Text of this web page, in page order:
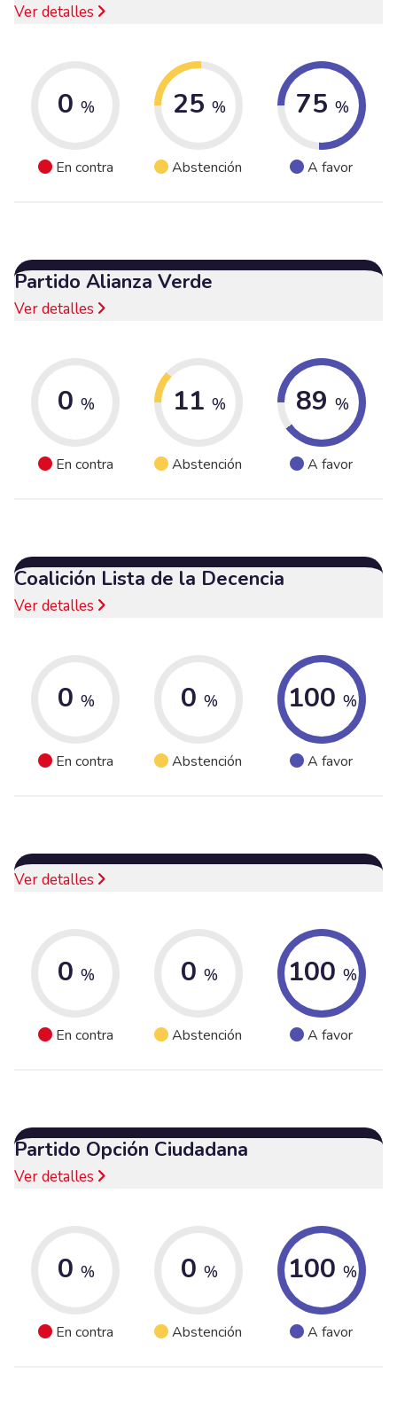
Ver detalles
0 %
En contra
25 %
Abstención
75 %
A favor
Partido Alianza Verde
Ver detalles
0 %
En contra
11 %
Abstención
89 %
A favor
Coalición Lista de la Decencia
Ver detalles
0 %
En contra
0 %
Abstención
100 %
A favor
Ver detalles
0 %
En contra
0 %
Abstención
100 %
A favor
Partido Opción Ciudadana
Ver detalles
0 %
En contra
0 %
Abstención
100 %
A favor